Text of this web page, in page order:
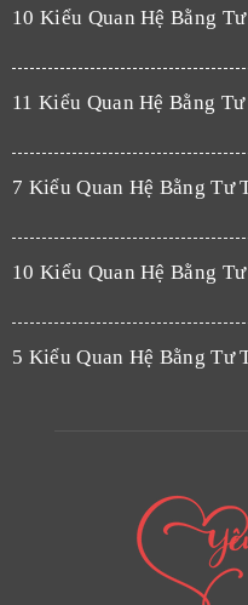
10 Kiểu Quan Hệ Bằng
11 Kiểu Quan Hệ Bằng
7 Kiểu Quan Hệ Bằng Tư
10 Kiểu Quan Hệ Bằng
5 Kiểu Quan Hệ Bằng Tư